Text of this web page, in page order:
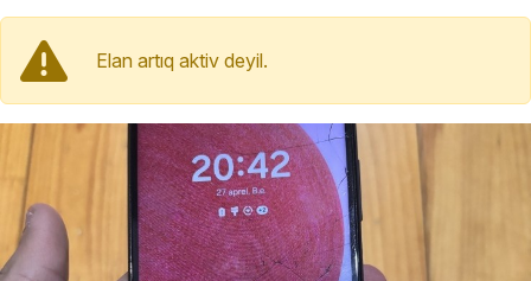
Elan artıq aktiv deyil.